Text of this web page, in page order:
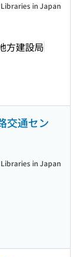
方建設局
in Japan
通セン
in Japan